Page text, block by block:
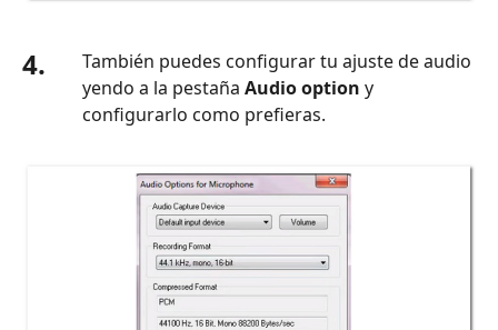
4.
También puedes configurar tu ajuste de audio
yendo a la pestaña Audio option y
configurarlo como prefieras.